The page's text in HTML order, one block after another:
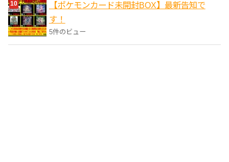
【ポケモンカード未開封BOX】最新告知で
す！
5件のビュー